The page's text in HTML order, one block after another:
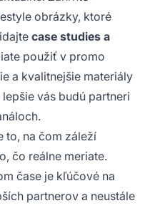
obrázky, ktoré
case studies a
použiť v promo
a kvalitnejšie materiály
vás budú partneri
to, na čom záleží
čo reálne meriate.
čase je kľúčové na
partnerov a neustále